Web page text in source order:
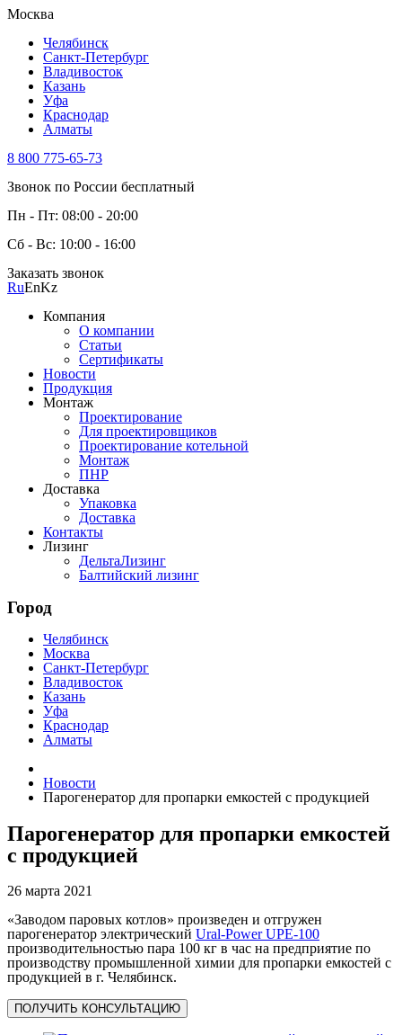
Москва
Челябинск
Санкт-Петербург
Владивосток
Казань
Уфа
Краснодар
Алматы
8 800 775-65-73
Звонок по России бесплатный
Пн - Пт: 08:00 - 20:00
Сб - Вс: 10:00 - 16:00
Заказать звонок
RuEnKz
Компания
О компании
Статьи
Сертификаты
Новости
Продукция
Монтаж
Проектирование
Для проектировщиков
Проектирование котельной
Монтаж
ПНР
Доставка
Упаковка
Доставка
Контакты
Лизинг
ДельтаЛизинг
Балтийский лизинг
Город
Челябинск
Москва
Санкт-Петербург
Владивосток
Казань
Уфа
Краснодар
Алматы
Новости
Парогенератор для пропарки емкостей с продукцией
Парогенератор для пропарки емкостей
с продукцией
26 марта 2021
«Заводом паровых котлов» произведен и отгружен
парогенератор электрический Ural-Power UPE-100
производительностью пара 100 кг в час на предприятие по
производству промышленной химии для пропарки емкостей с
продукцией в г. Челябинск.
ПОЛУЧИТЬ КОНСУЛЬТАЦИЮ